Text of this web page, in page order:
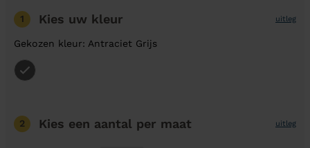
1 Kies uw kleur uitleg
Gekozen kleur: Antraciet Grijs
2 Kies een aantal per maat uitleg